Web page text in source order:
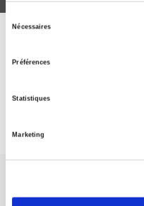
Nécessaires
Préférences
Statistiques
Marketing